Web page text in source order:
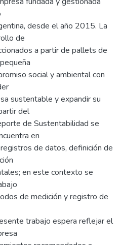
desde el año 2015. La
de
a partir de pallets de
social y ambiental con
sustentable y expandir su
del
de Sustentabilidad se
en
de datos, definición de
en este contexto se
de medición y registro de
trabajo espera reflejar el